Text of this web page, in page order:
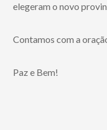
elegeram o novo
Contamos com a
Paz e Bem!